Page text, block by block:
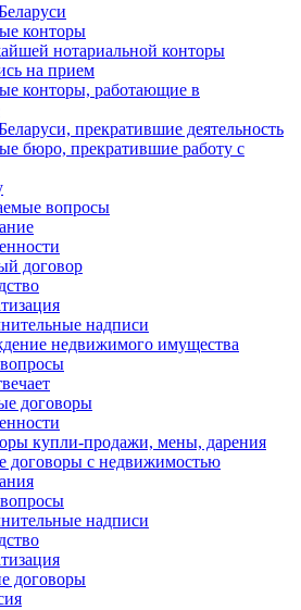
конторы
нотариальной конторы
на прием
конторы, работающие в
прекратившие деятельность
бюро, прекратившие работу с
вопросы
договор
надписи
недвижимого имущества
договоры
купли-продажи, мены, дарения
договоры с недвижимостью
надписи
договоры